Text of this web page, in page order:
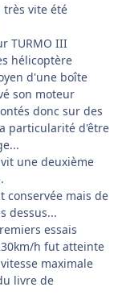
très vite été
TURMO III
hélicoptère
d'une boîte
son moteur
donc sur des
particularité d'être
une deuxième
conservée mais de
dessus...
essais
h fut atteinte
maximale
livre de